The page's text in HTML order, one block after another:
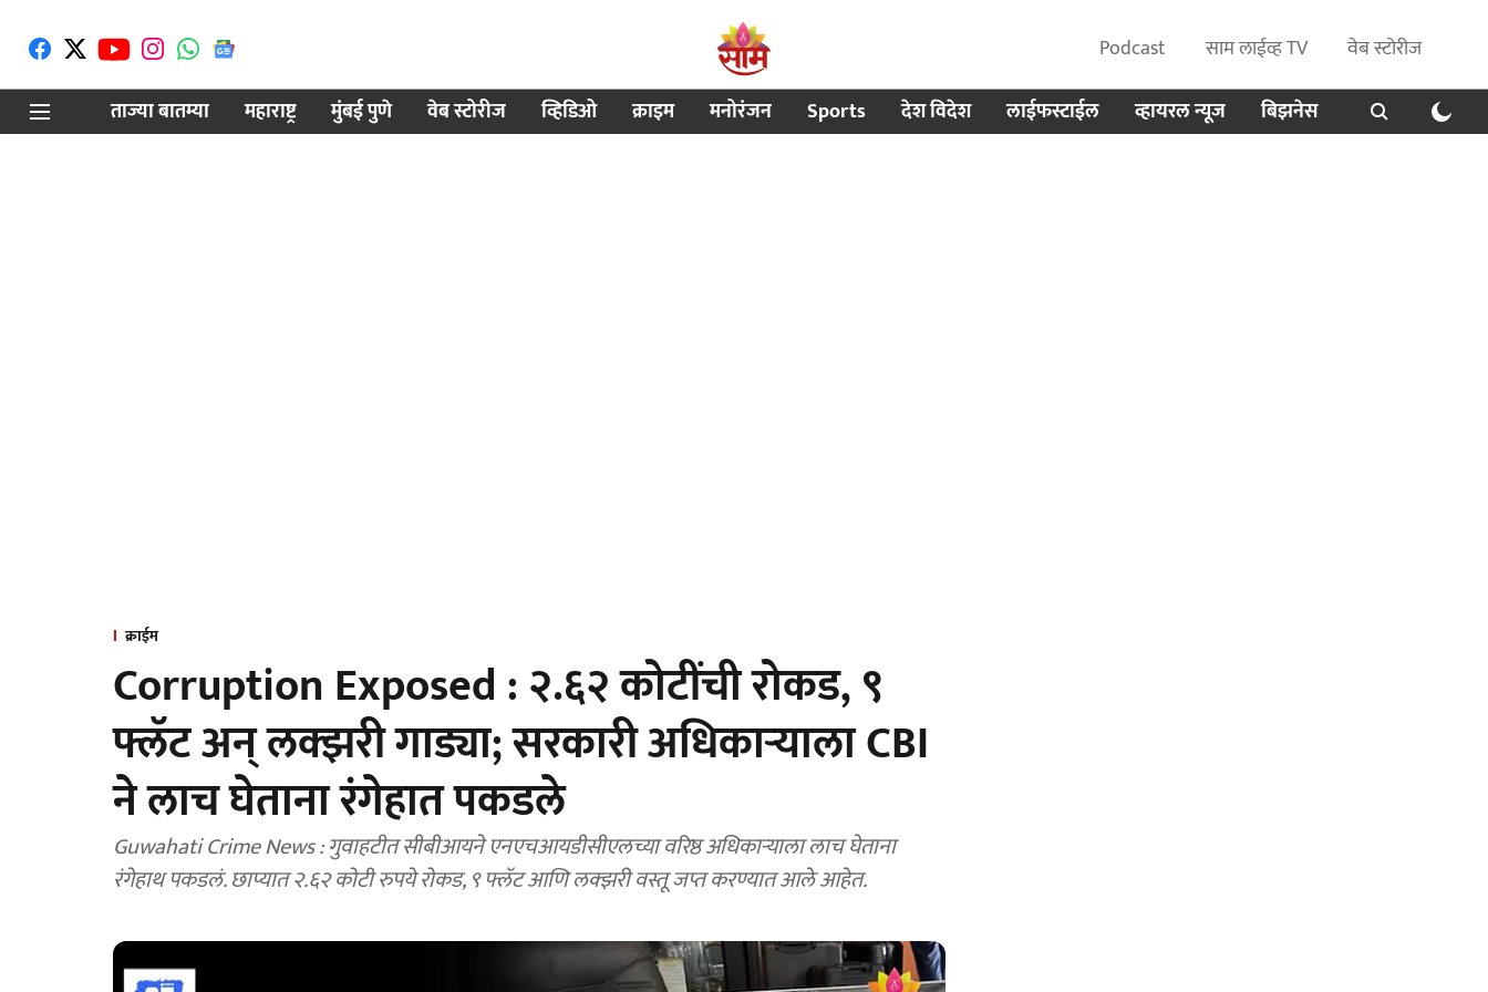
Podcast साम लाईव्ह TV
वेब स्टोरीज
ताज्या बातम्या
महाराष्ट्र मुंबई पुणे वेब स्टोरीज व्हिडिओ क्राइम मनोरंजन Sports देश विदेश लाईफस्टाईल व्हायरल न्यूज बिझनेस
क्राईम
Corruption Exposed : २.६२ कोटींची रोकड, ९
फ्लॅट अन् लक्झरी गाड्या; सरकारी अधिकाऱ्याला CBI
ने लाच घेताना रंगेहात पकडले
Guwahati Crime News : गुवाहटीत सीबीआयने एनएचआयडीसीएलच्या वरिष्ठ अधिकाऱ्याला लाच घेताना
रंगेहाथ पकडलं. छाप्यात २.६२ कोटी रुपये रोकड, ९ फ्लॅट आणि लक्झरी वस्तू जप्त करण्यात आले आहेत.